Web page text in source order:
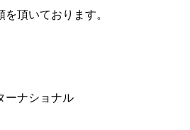
頂いております。
ーナショナル